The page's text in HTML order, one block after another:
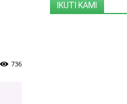
736
IKUTI KAMI